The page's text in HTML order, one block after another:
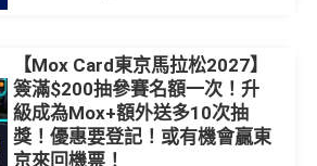
【Mox Card東京馬拉松2027】
簽滿$200抽參賽名額一次！升
級成為Mox+額外送多10次抽
獎！優惠要登記！或有機會贏東
京來回機票！